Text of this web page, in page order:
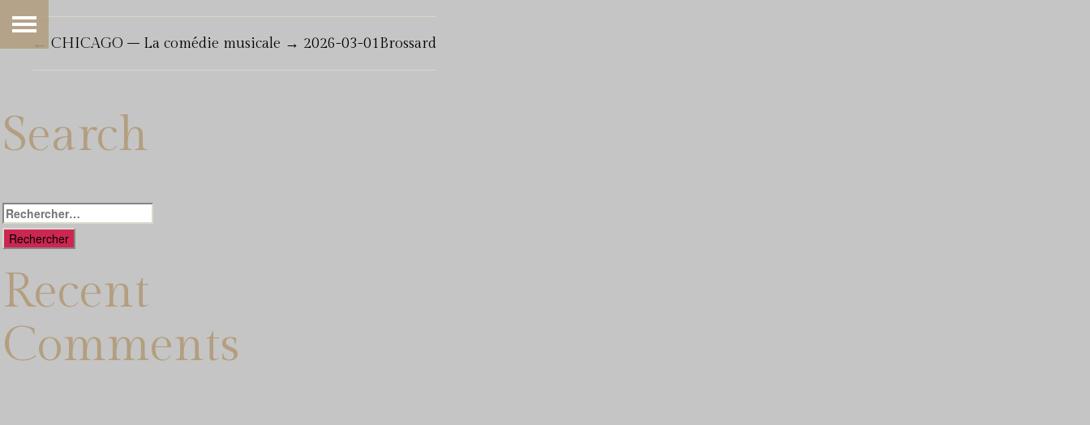
← CHICAGO – La comédie musicale → 2026-03-01Brossard
Search
Rechercher :
Recent
Comments